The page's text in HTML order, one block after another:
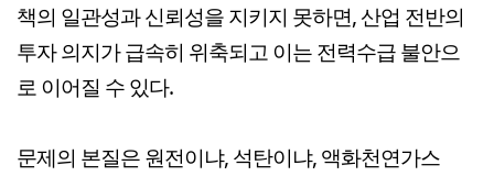
책의 일관성과 신뢰성을 지키지 못하면, 산업 전반의
투자 의지가 급속히 위축되고 이는 전력수급 불안으
로 이어질 수 있다.
문제의 본질은 원전이냐, 석탄이냐, 액화천연가스